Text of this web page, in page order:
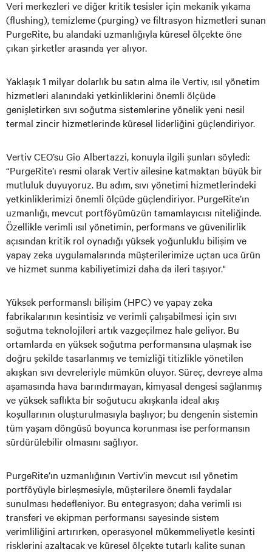
Veri merkezleri ve diğer kritik tesisler için mekanik yıkama
(flushing), temizleme (purging) ve filtrasyon hizmetleri sunan
PurgeRite, bu alandaki uzmanlığıyla küresel ölçekte öne
çıkan şirketler arasında yer alıyor.
Yaklaşık 1 milyar dolarlık bu satın alma ile Vertiv, ısıl yönetim
hizmetleri alanındaki yetkinliklerini önemli ölçüde
genişletirken sıvı soğutma sistemlerine yönelik yeni nesil
termal zincir hizmetlerinde küresel liderliğini güçlendiriyor.
Vertiv CEO’su Gio Albertazzi, konuyla ilgili şunları söyledi:
“PurgeRite’ı resmi olarak Vertiv ailesine katmaktan büyük bir
mutluluk duyuyoruz. Bu adım, sıvı yönetimi hizmetlerindeki
yetkinliklerimizi önemli ölçüde güçlendiriyor. PurgeRite’ın
uzmanlığı, mevcut portföyümüzün tamamlayıcısı niteliğinde.
Özellikle verimli ısıl yönetimin, performans ve güvenilirlik
açısından kritik rol oynadığı yüksek yoğunluklu bilişim ve
yapay zeka uygulamalarında müşterilerimize uçtan uca ürün
ve hizmet sunma kabiliyetimizi daha da ileri taşıyor."
Yüksek performanslı bilişim (HPC) ve yapay zeka
fabrikalarının kesintisiz ve verimli çalışabilmesi için sıvı
soğutma teknolojileri artık vazgeçilmez hale geliyor. Bu
ortamlarda en yüksek soğutma performansına ulaşmak ise
doğru şekilde tasarlanmış ve temizliği titizlikle yönetilen
akışkan sıvı devreleriyle mümkün oluyor. Süreç, devreye alma
aşamasında hava barındırmayan, kimyasal dengesi sağlanmış
ve yüksek saflıkta bir soğutucu akışkanla ideal akış
koşullarının oluşturulmasıyla başlıyor; bu dengenin sistemin
tüm yaşam döngüsü boyunca korunması ise performansın
sürdürülebilir olmasını sağlıyor.
PurgeRite’ın uzmanlığının Vertiv’in mevcut ısıl yönetim
portföyüyle birleşmesiyle, müşterilere önemli faydalar
sunulması hedefleniyor. Bu entegrasyon; daha verimli ısı
transferi ve ekipman performansı sayesinde sistem
verimliliğini artırırken, operasyonel mükemmeliyetle kesinti
risklerini azaltacak ve küresel ölçekte tutarlı kalite sunan